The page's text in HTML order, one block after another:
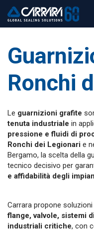
Ronchi
Le guarnizioni grafite
tenuta industriale in
pressione e fluidi di
Ronchi dei Legionari e
Bergamo, la scelta della
tecnico decisivo per
e affidabilità degli
Carrara propone soluzioni
flange, valvole, sistemi
industriali critiche, con